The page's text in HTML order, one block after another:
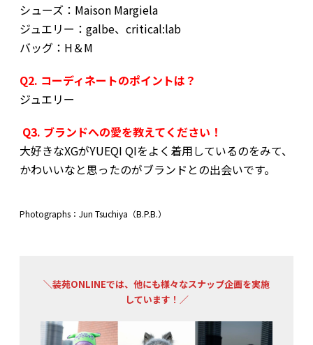
シューズ：Maison Margiela
ジュエリー：galbe、critical:lab
バッグ：H＆M
Q2. コーディネートのポイントは？
ジュエリー
Q3. ブランドへの愛を教えてください！
大好きなXGがYUEQI QIをよく着用しているのをみて、
かわいいなと思ったのがブランドとの出会いです。
Photographs：Jun Tsuchiya（B.P.B.）
＼装苑ONLINEでは、他にも様々なスナップ企画を実施
しています！ ／